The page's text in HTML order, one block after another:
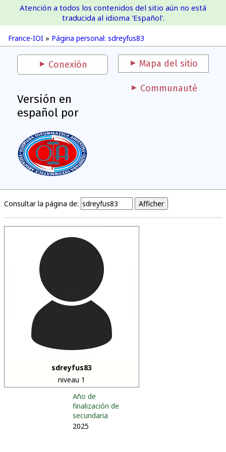
France-IOI
France-IOI » Página personal: sdreyfus83
Atención a todos los contenidos del sitio aún no está
traducida al idioma 'Español'.
Conexión Mapa del sitio
Versión en
español por
Communauté
Consultar la página de:
sdreyfus83
niveau 1
Año de
finalización de
secundaria
2025